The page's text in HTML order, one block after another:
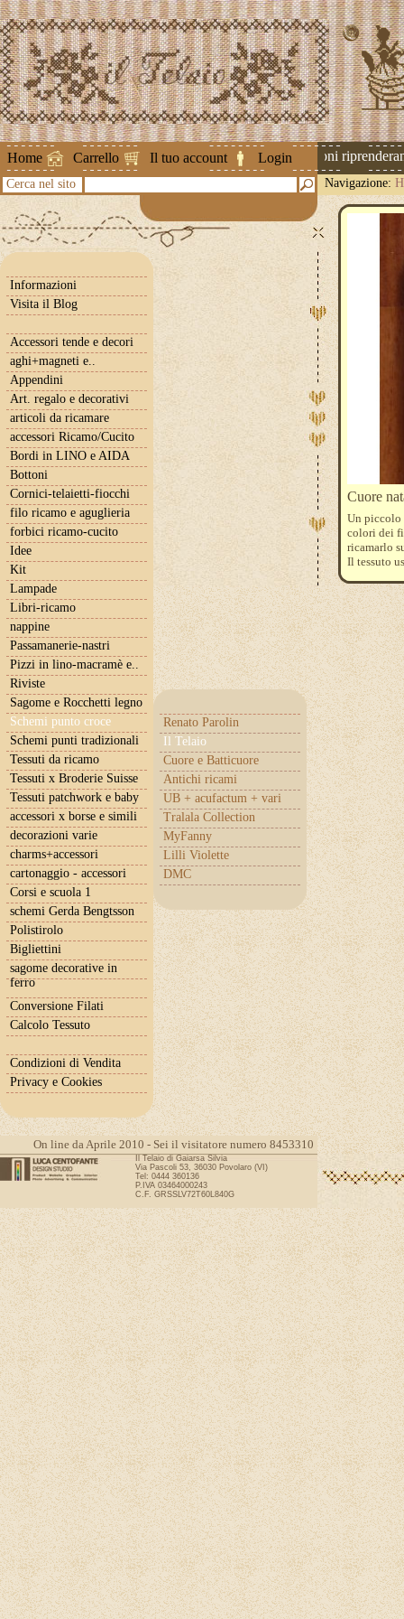
Home Carrello Il tuo account Login
Attenzione ! Le spedizioni
Cerca nel sito Navigazione:
Informazioni
Visita il Blog
Accessori tende e decori
aghi+magneti e..
Appendini
Art. regalo e decorativi
articoli da ricamare
accessori Ricamo/Cucito
Bordi in LINO e AIDA
Bottoni
Cornici-telaietti-fiocchi
filo ricamo e aguglieria
forbici ricamo-cucito
Idee
Kit
Lampade
Libri-ricamo
nappine
Passamanerie-nastri
Pizzi in lino-macramè e..
Riviste
Sagome e Rocchetti legno
Schemi punto croce
Renato Parolin
Il Telaio
Cuore e Batticuore
Antichi ricami
UB + acufactum + vari
Tralala Collection
MyFanny
Lilli Violette
DMC
Schemi punti tradizionali
Tessuti da ricamo
Tessuti x Broderie Suisse
Tessuti patchwork e baby
accessori x borse e simili
decorazioni varie
charms+accessori
cartonaggio - accessori
Corsi e scuola 1
schemi Gerda Bengtsson
Polistirolo
Bigliettini
sagome decorative in
ferro
Conversione Filati
Calcolo Tessuto
Condizioni di Vendita
Privacy e Cookies
Cuore
Un piccolo
colori dei
ricamarlo
Il tessuto
On line da Aprile 2010 - Sei il visitatore numero 8453310
Il Telaio di Gaiarsa Silvia
Via Pascoli 53, 36030 Povolaro (VI)
Tel: 0444 360136
P.IVA 03464000243
C.F. GRSSLV72T60L840G